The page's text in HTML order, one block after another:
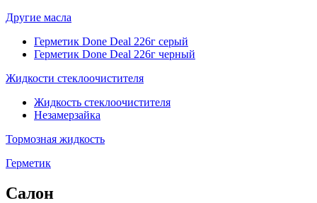
Другие масла
Герметик Done Deal 226г серый
Герметик Done Deal 226г черный
Жидкости стеклоочистителя
Жидкость стеклоочистителя
Незамерзайка
Тормозная жидкость
Герметик
Салон